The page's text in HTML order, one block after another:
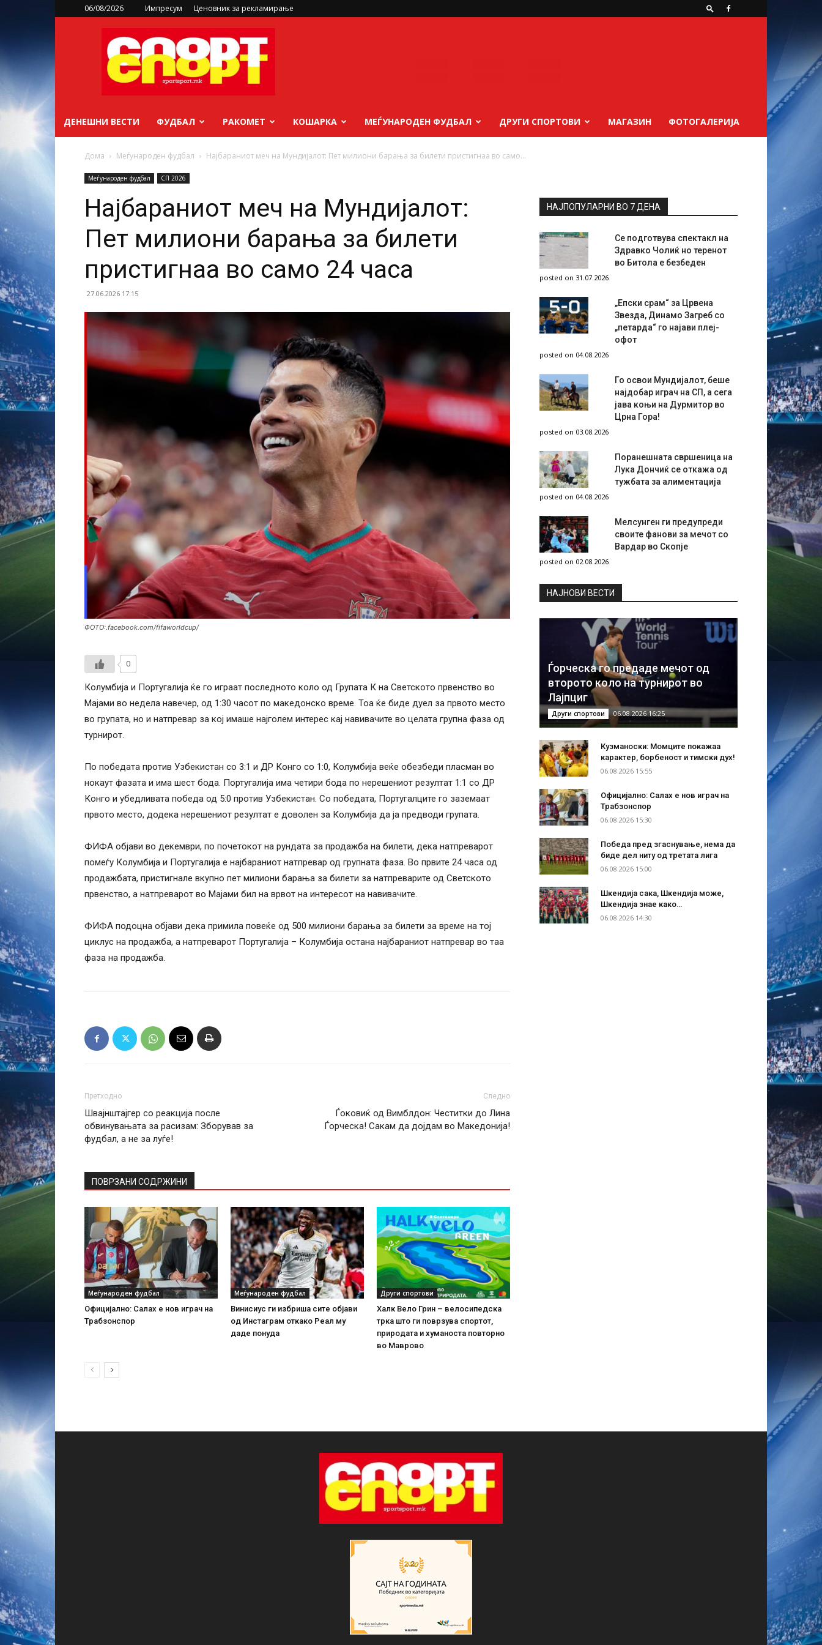
06/08/2026 Импресум Ценовник за рекламирање
sportsport.mk
ДЕНЕШНИ ВЕСТИ ФУДБАЛ РАКОМЕТ КОШАРКА МЕЃУНАРОДЕН ФУДБАЛ ДРУГИ СПОРТОВИ МАГАЗИН ФОТОГАЛЕРИЈА
Дома Меѓународен фудбал Најбараниот меч на Мундијалот: Пет милиони барања за билети пристигнаа во само...
Меѓународен фудбал СП 2026
Најбараниот меч на Мундијалот:
Пет милиони барања за билети
пристигнаа во само 24 часа
27.06.2026 17:15
ФОТО:.facebook.com/fifaworldcup/
0
Колумбија и Португалија ќе го играат последното коло од Групата К на Светското првенство во
Мајами во недела навечер, од 1:30 часот по македонско време. Тоа ќе биде дуел за првото место
во групата, но и натпревар за кој имаше најголем интерес кај навивачите во целата групна фаза од
турнирот.
По победата против Узбекистан со 3:1 и ДР Конго со 1:0, Колумбија веќе обезбеди пласман во
нокаут фазата и има шест бода. Португалија има четири бода по нерешениот резултат 1:1 со ДР
Конго и убедливата победа од 5:0 против Узбекистан. Со победата, Португалците го заземаат
првото место, додека нерешениот резултат е доволен за Колумбија да ја предводи групата.
ФИФА објави во декември, по почетокот на рундата за продажба на билети, дека натпреварот
помеѓу Колумбија и Португалија е најбараниот натпревар од групната фаза. Во првите 24 часа од
продажбата, пристигнале вкупно пет милиони барања за билети за натпреварите од Светското
првенство, а натпреварот во Мајами бил на врвот на интересот на навивачите.
ФИФА подоцна објави дека примила повеќе од 500 милиони барања за билети за време на тој
циклус на продажба, а натпреварот Португалија – Колумбија остана најбараниот натпревар во таа
фаза на продажба.
Претходно
Швајнштајгер со реакција после
обвинувањата за расизам: Зборував за
фудбал, а не за луѓе!
Следно
Ѓоковиќ од Вимблдон: Честитки до Лина
Ѓорческа! Сакам да дојдам во Македонија!
ПОВРЗАНИ СОДРЖИНИ
Меѓународен фудбал
Официјално: Салах е нов играч на
Трабзонспор
Меѓународен фудбал
Винисиус ги избриша сите објави
од Инстаграм откако Реал му
даде понуда
Други спортови
Халк Вело Грин – велосипедска
трка што ги поврзува спортот,
природата и хуманоста повторно
во Маврово
НАЈПОПУЛАРНИ ВО 7 ДЕНА
Се подготвува спектакл на
Здравко Чолиќ но теренот
во Битола е безбеден
posted on 31.07.2026
„Епски срам“ за Црвена
Звезда, Динамо Загреб со
„петарда“ го најави плеј-
офот
posted on 04.08.2026
Го освои Мундијалот, беше
најдобар играч на СП, а сега
јава коњи на Дурмитор во
Црна Гора!
posted on 03.08.2026
Поранешната свршеница на
Лука Дончиќ се откажа од
тужбата за алиментација
posted on 04.08.2026
Мелсунген ги предупреди
своите фанови за мечот со
Вардар во Скопје
posted on 02.08.2026
НAЈНОВИ ВЕСТИ
Ѓорческа го предаде мечот од
второто коло на турнирот во
Лајпциг
Други спортови 06.08.2026 16:25
Кузманоски: Момците покажаа
карактер, борбеност и тимски дух!
06.08.2026 15:55
Официјално: Салах е нов играч на
Трабзонспор
06.08.2026 15:30
Победа пред згаснување, нема да
биде дел ниту од третата лига
06.08.2026 15:00
Шкендија сака, Шкендија може,
Шкендија знае како…
06.08.2026 14:30